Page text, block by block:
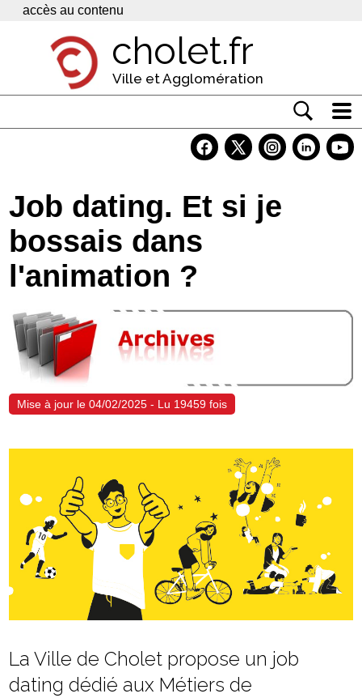
Panneau de gestion des cookies
accès au contenu
cholet.fr
Ville et Agglomération
Economie
Services
Contacts
Job dating. Et si je
bossais dans
l'animation ?
Mise à jour le 04/02/2025 - Lu 19459 fois
La Ville de Cholet propose un job
dating dédié aux Métiers de